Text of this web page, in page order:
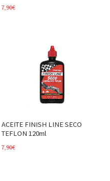
7,90€
ACEITE FINISH LINE SECO
TEFLON 120ml
7,90€